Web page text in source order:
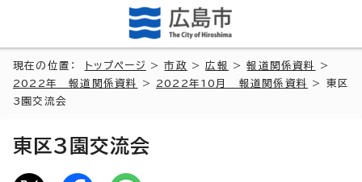
現在の位置： トップページ >市政 >広報 >報道関係資料
>
2022年 報道関係資料
> 2022年10月 報道関係資料
> 東区
3園交流会
東区3園交流会